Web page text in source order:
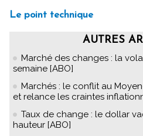
Le point technique
AUTRES
Marché des changes : la
semaine [ABO]
Marchés : le conflit au
et relance les craintes
Taux de change : le dollar
hauteur [ABO]